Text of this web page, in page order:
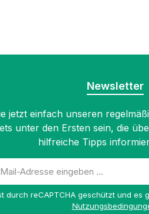
Newsletter
jetzt einfach unseren
unter den Ersten sein, die
hilfreiche Tipps
durch reCAPTCHA geschützt und es